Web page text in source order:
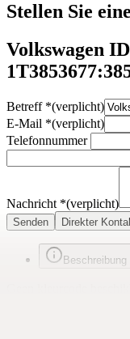
Stellen Sie
Volkswagen
Betreff *(verplicht)
E-Mail *(verplicht)
Telefonnummer
Nachricht *(verplicht)
Senden Direkter
Beschreibung